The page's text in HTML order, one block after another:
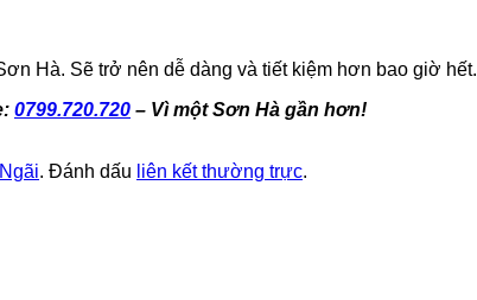
Hà. Sẽ trở nên dễ dàng và tiết kiệm hơn bao giờ hết.
0799.720.720 – Vì một Sơn Hà gần hơn!
. Đánh dấu liên kết thường trực.